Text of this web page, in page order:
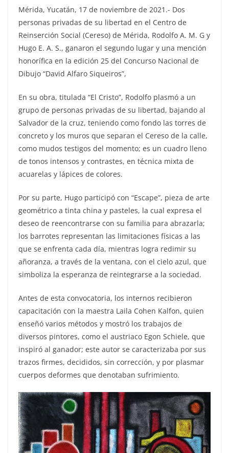
Mérida, Yucatán, 17 de noviembre de 2021.- Dos
personas privadas de su libertad en el Centro de
Reinserción Social (Cereso) de Mérida, Rodolfo A. M. G y
Hugo E. A. S., ganaron el segundo lugar y una mención
honorífica en la edición 25 del Concurso Nacional de
Dibujo “David Alfaro Siqueiros”,
En su obra, titulada “El Cristo”, Rodolfo plasmó a un
grupo de personas privadas de su libertad, bajando al
Salvador de la cruz, teniendo como fondo las torres de
concreto y los muros que separan el Cereso de la calle,
como mudos testigos del momento; es un cuadro lleno
de tonos intensos y contrastes, en técnica mixta de
acuarelas y lápices de colores.
Por su parte, Hugo participó con “Escape”, pieza de arte
geométrico a tinta china y pasteles, la cual expresa el
deseo de reencontrarse con su familia para abrazarla;
los barrotes representan las limitaciones físicas a las
que se enfrenta cada día, mientras logra redimir su
añoranza, a través de la ventana, con el cielo azul, que
simboliza la esperanza de reintegrarse a la sociedad.
Antes de esta convocatoria, los internos recibieron
capacitación con la maestra Laila Cohen Kalfon, quien
enseñó varios métodos y mostró los trabajos de
diversos pintores, como el austriaco Egon Schiele, que
inspiró al ganador; este autor se caracterizaba por sus
trazos firmes, decididos, sin corrección, y por plasmar
cuerpos deformes que denotaban sufrimiento.